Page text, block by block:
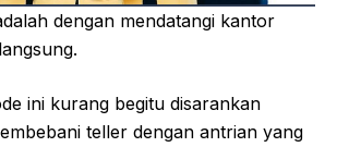
dengan mendatangi kantor
ini kurang begitu disarankan
teller dengan antrian yang